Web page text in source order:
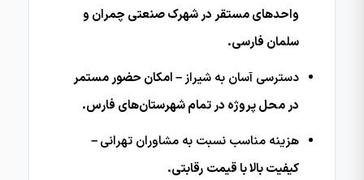
واحدهای مستقر در شهرک صنعتی چمران و
سلمان فارسی.
دسترسی آسان به شیراز – امکان حضور مستمر
در محل پروژه در تمام شهرستان‌های فارس.
هزینه مناسب نسبت به مشاوران تهرانی–
کیفیت بالا با قیمت رقابتی.